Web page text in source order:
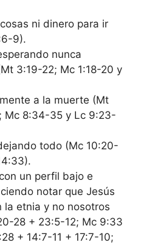
ni dinero para ir
9).
nunca
3:19-22; Mc 1:18-20 y
a la muerte (Mt
Mc 8:34-35 y Lc 9:23-
todo (Mc 10:20-
un perfil bajo e
notar que Jesús
la etnia y no nosotros
28 + 23:5-12; Mc 9:33
+ 14:7-11 + 17:7-10;